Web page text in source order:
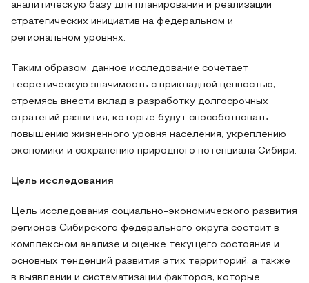
аналитическую базу для планирования и реализации
стратегических инициатив на федеральном и
региональном уровнях.
Таким образом, данное исследование сочетает
теоретическую значимость с прикладной ценностью,
стремясь внести вклад в разработку долгосрочных
стратегий развития, которые будут способствовать
повышению жизненного уровня населения, укреплению
экономики и сохранению природного потенциала Сибири.
Цель исследования
Цель исследования социально-экономического развития
регионов Сибирского федерального округа состоит в
комплексном анализе и оценке текущего состояния и
основных тенденций развития этих территорий, а также
в выявлении и систематизации факторов, которые